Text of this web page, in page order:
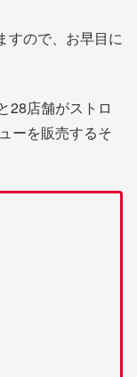
すので、お早目に
28店舗がストロ
ーを販売するそ